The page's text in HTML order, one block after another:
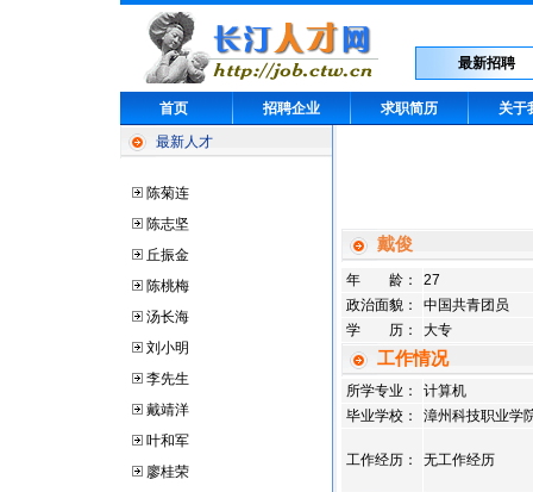
最新招聘
首页 招聘企业 求职简历
关于
最新人才
陈菊连
陈志坚
丘振金
陈桃梅
汤长海
刘小明
李先生
戴靖洋
叶和军
廖桂荣
戴俊
年 龄：
27
政治面貌：
中国共青团员
学 历：
大专
工作情况
所学专业：
计算机
毕业学校：
漳州科技职业学
工作经历： 无工作经历